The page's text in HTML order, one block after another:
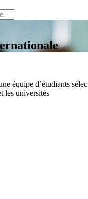
équipe d’étudiants
les universités